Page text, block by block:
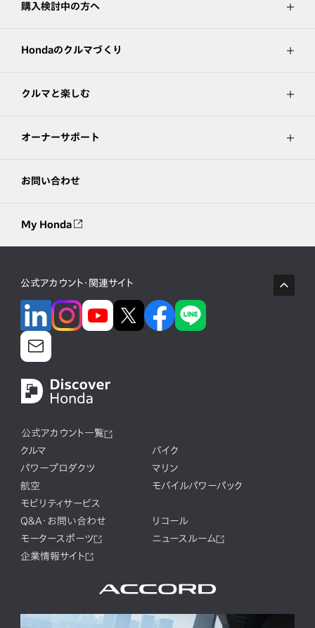
購入検討中の方へ
Hondaのクルマづくり
クルマと楽しむ
オーナーサポート
お問い合わせ
My Honda
公式アカウント・関連サイト
公式アカウント一覧
クルマ
バイク
パワープロダクツ
マリン
航空
モバイルパワーパック
モビリティサービス
Q&A・お問い合わせ
リコール
モータースポーツ
ニュースルーム
企業情報サイト